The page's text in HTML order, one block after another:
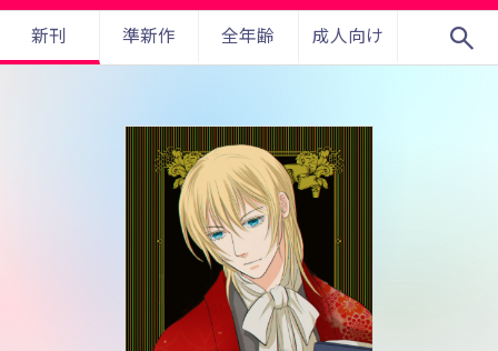
新刊 準新作 全年齢 成人向け search